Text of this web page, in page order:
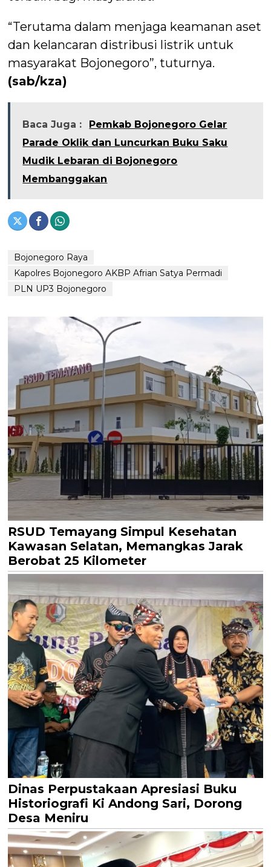
“Terutama dalam menjaga keamanan aset
dan kelancaran distribusi listrik untuk
masyarakat Bojonegoro”, tuturnya.
(sab/kza)
Baca Juga :
Pemkab Bojonegoro Gelar
Parade Oklik dan Luncurkan Buku Saku
Mudik Lebaran di Bojonegoro
Membanggakan
Bojonegoro Raya
Kapolres Bojonegoro AKBP Afrian Satya Permadi
PLN UP3 Bojonegoro
RSUD Temayang Simpul Kesehatan
Kawasan Selatan, Memangkas Jarak
Berobat 25 Kilometer
Dinas Perpustakaan Apresiasi Buku
Historiografi Ki Andong Sari, Dorong
Desa Meniru